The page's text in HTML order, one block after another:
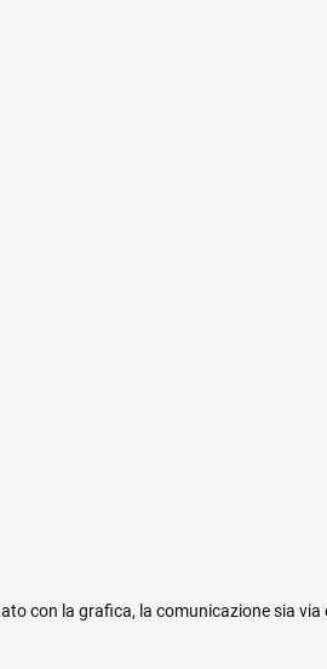
con la grafica, la comunicazione sia